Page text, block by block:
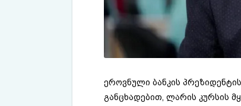
ეროვნული ბანკის
განცხადებით, ლარის კურსის